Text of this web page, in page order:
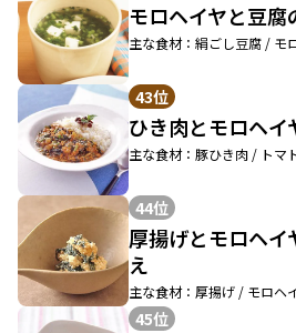
モロヘイヤと豆腐
主な食材：絹ごし豆腐 / モ
43位
ひき肉とモロヘイ
主な食材：豚ひき肉 / トマ
44位
厚揚げとモロヘ
え
主な食材：厚揚げ / モロヘ
45位